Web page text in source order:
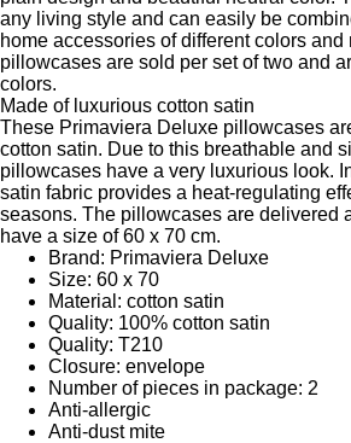
any living style and can easily be
home accessories of different colors and
pillowcases are sold per set of two and
colors.
Made of luxurious cotton satin
These Primaviera Deluxe pillowcases
cotton satin. Due to this breathable and
pillowcases have a very luxurious look.
satin fabric provides a heat-regulating
seasons. The pillowcases are delivered
have a size of 60 x 70 cm.
Brand: Primaviera Deluxe
Size: 60 x 70
Material: cotton satin
Quality: 100% cotton satin
Quality: T210
Closure: envelope
Number of pieces in package: 2
Anti-allergic
Anti-dust mite